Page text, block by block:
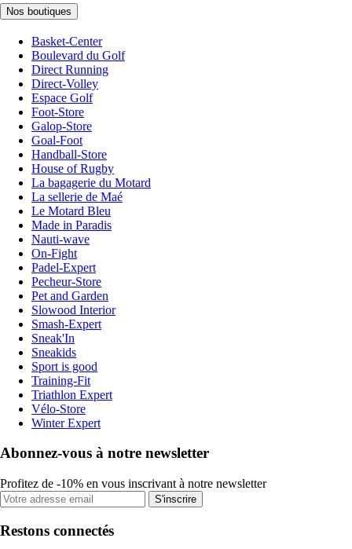
Nos boutiques
Basket-Center
Boulevard du Golf
Direct Running
Direct-Volley
Espace Golf
Foot-Store
Galop-Store
Goal-Foot
Handball-Store
House of Rugby
La bagagerie du Motard
La sellerie de Maé
Le Motard Bleu
Made in Paradis
Nauti-wave
On-Fight
Padel-Expert
Pecheur-Store
Pet and Garden
Slowood Interior
Smash-Expert
Sneak'In
Sneakids
Sport is good
Training-Fit
Triathlon Expert
Vélo-Store
Winter Expert
Abonnez-vous à notre newsletter
Profitez de -10% en vous inscrivant à notre newsletter
S'inscrire
Restons connectés